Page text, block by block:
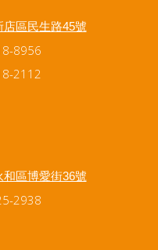
店區民生路45號
8956
2112
和區博愛街36號
2938